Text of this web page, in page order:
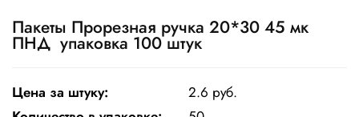
Крафт
Пищевая
упаковка
Пакеты Прорезная ручка 20*30 45 мк
ПНД упаковка 100 штук
Цена за штуку:
2.6 руб.